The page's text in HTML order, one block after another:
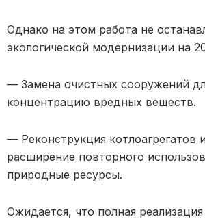
Однако на этом работа не
экологической модернизации на
— Замена очистных сооружений
концентрацию вредных веществ.
— Реконструкция
расширение повторного
природные ресурсы.
Ожидается, что полная